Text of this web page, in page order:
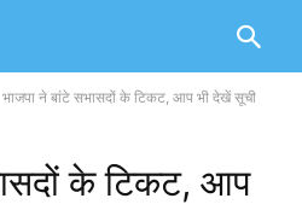
भाजपा ने बांटे सभासदों के टिकट, आप भी देखें सूची
के टिकट, आप